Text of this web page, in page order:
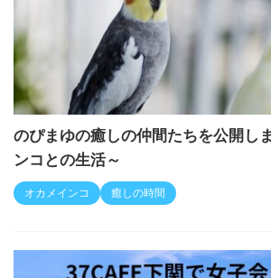
のぴまゆの癒しの仲間たちを公開し
ンコとの生活～
オカメインコ 癒しの時間